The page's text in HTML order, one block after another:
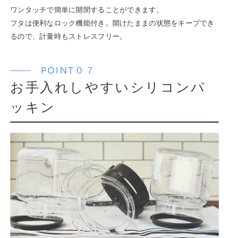
ワンタッチで簡単に開閉することができます。
フタは便利なロック機能付き。開けたままの状態をキープでき
るので、計量時もストレスフリー。
POINT０７
お手入れしやすいシリコンパ
ッキン